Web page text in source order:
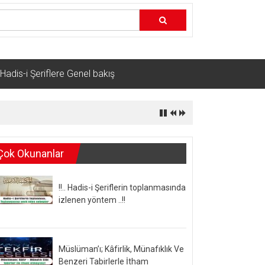
Hadis-i Şeriflere Genel bakış
Okunanlar
!!.. Hadis-i Şeriflerin toplanmasında
izlenen yöntem ..!!
Müslüman’ı; Kâfirlik, Münafıklık Ve
Benzeri Tabirlerle İtham